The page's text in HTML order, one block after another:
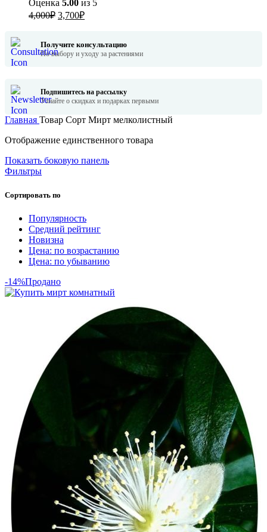
Оценка 5.00 из 5
4,000₽ Первоначальная
4,000₽.
3,700₽Текущая
Получите консультацию
По выбору и уходу за растениями
Подпишитесь на рассылку
Узнайте о скидках и подарках первыми
Главная Товар Сорт Мирт мелколистный
Отображение единственного товара
Показать боковую панель
Фильтры
Сортировать по
Популярность
Средний рейтинг
Новизна
Цена: по возрастанию
Цена: по убыванию
-14%Продано